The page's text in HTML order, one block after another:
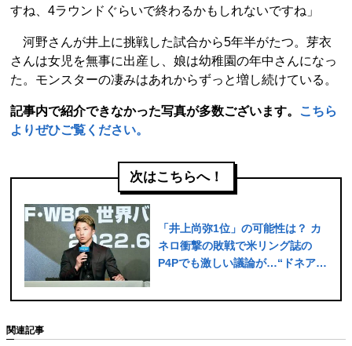
すね、4ラウンドぐらいで終わるかもしれないですね」
河野さんが井上に挑戦した試合から5年半がたつ。芽衣
さんは女児を無事に出産し、娘は幼稚園の年中さんになっ
た。モンスターの凄みはあれからずっと増し続けている。
記事内で紹介できなかった写真が多数ございます。
こちら
よりぜひご覧ください。
次はこちらへ！
「井上尚弥1位」の可能性は？ カ
ネロ衝撃の敗戦で米リング誌の
P4Pでも激しい議論が…“ドネア戦
関連記事